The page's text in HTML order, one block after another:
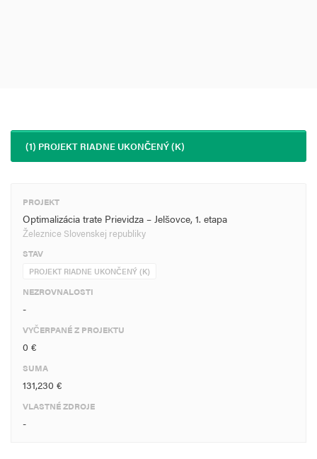
(1) PROJEKT RIADNE UKONČENÝ (K)
PROJEKT
Optimalizácia trate Prievidza – Jelšovce, 1. etapa
Železnice Slovenskej republiky
STAV
PROJEKT RIADNE UKONČENÝ (K)
NEZROVNALOSTI
-
VYČERPANÉ Z PROJEKTU
0 €
SUMA
131,230 €
VLASTNÉ ZDROJE
-